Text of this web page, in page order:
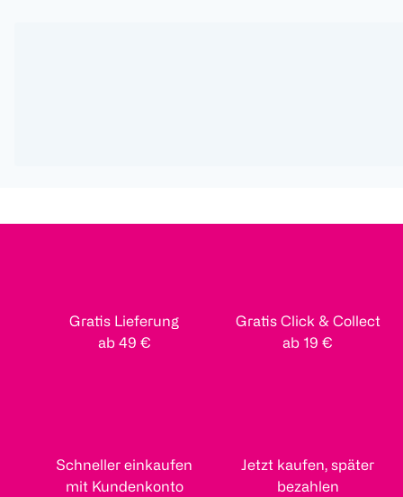
Gratis Lieferung
ab 49 €
Gratis Click & Collect
ab 19 €
Schneller einkaufen
mit Kundenkonto
Jetzt kaufen, später
bezahlen